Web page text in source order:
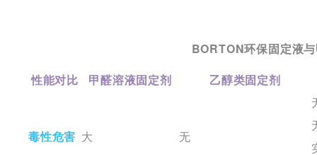
BORTON环保固定液
性能对比 甲醛溶液固定剂 乙醇类固定剂
毒性危害 大 无